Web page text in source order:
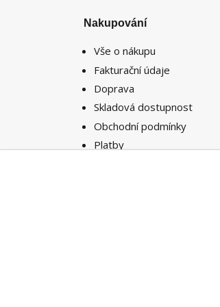
Nakupování
Vše o nákupu
Fakturační údaje
Doprava
Skladová dostupnost
Obchodní podmínky
Platby